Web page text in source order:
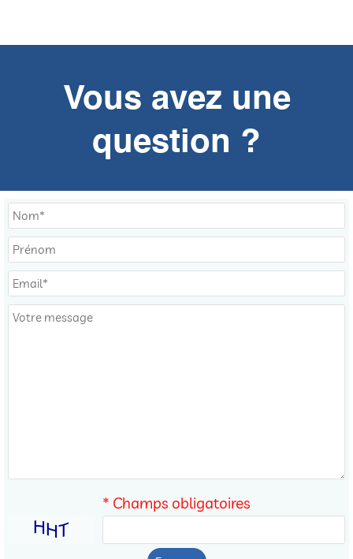
Vous avez une
question ?
* Champs obligatoires